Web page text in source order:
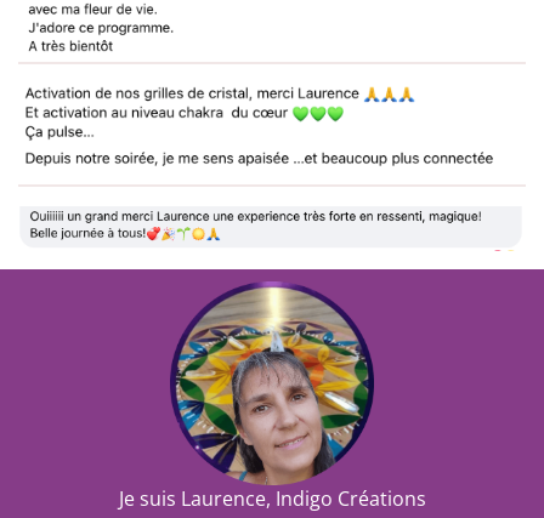
Je suis Laurence, Indigo Créations